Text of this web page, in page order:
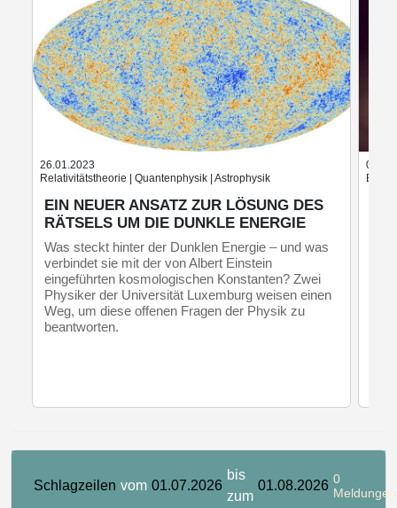
26.01.2023
Relativitätstheorie | Quantenphysik | Astrophysik
EIN NEUER ANSATZ ZUR LÖSUNG DES
RÄTSELS UM DIE DUNKLE ENERGIE
Was steckt hinter der Dunklen Energie – und was
verbindet sie mit der von Albert Einstein
eingeführten kosmologischen Konstanten? Zwei
Physiker der Universität Luxemburg weisen einen
Weg, um diese offenen Fragen der Physik zu
beantworten.
Schlagzeilen vom 01.07.2026
bis
zum
01.08.2026 0
Meldungen